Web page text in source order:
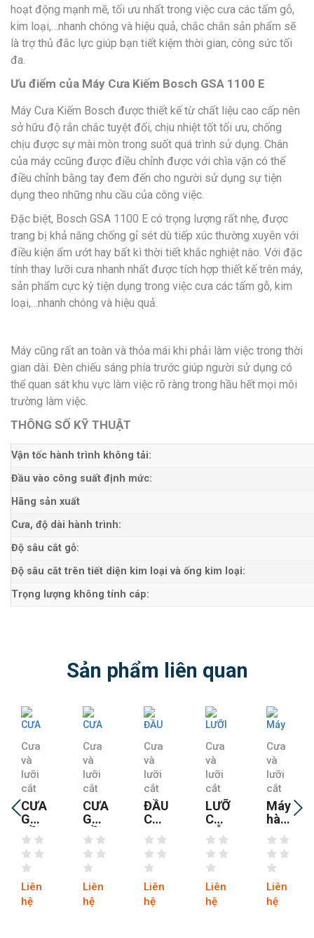
hoạt động mạnh mẽ, tối ưu nhất trong việc cưa các tấm gỗ,
kim loại,…nhanh chóng và hiệu quả, chắc chắn sản phẩm sẽ
là trợ thủ đắc lực giúp bạn tiết kiệm thời gian, công sức tối
đa.
Ưu điểm của Máy Cưa Kiếm Bosch GSA 1100 E
Máy Cưa Kiếm Bosch được thiết kế từ chất liệu cao cấp nên
sở hữu độ rắn chắc tuyệt đối, chịu nhiệt tốt tối ưu, chống
chịu được sự mài mòn trong suốt quá trình sử dụng. Chân
của máy ccũng được điều chỉnh được với chìa vặn có thể
điều chỉnh bằng tay đem đến cho người sử dụng sự tiện
dụng theo những nhu cầu của công việc.
Đặc biệt, Bosch GSA 1100 E có trọng lượng rất nhẹ, được
trang bị khả năng chống gỉ sét dù tiếp xúc thường xuyên với
điều kiện ẩm ướt hay bất kì thời tiết khắc nghiệt nào. Với đặc
tính thay lưỡi cưa nhanh nhất được tích hợp thiết kế trên máy,
sản phẩm cực kỳ tiện dụng trong việc cưa các tấm gỗ, kim
loại,…nhanh chóng và hiệu quả.
Máy cũng rất an toàn và thỏa mái khi phải làm việc trong thời
gian dài. Đèn chiếu sáng phía trước giúp người sử dụng có
thể quan sát khu vực làm việc rõ ràng trong hầu hết mọi môi
trường làm việc.
THÔNG SỐ KỸ THUẬT
Vận tốc hành trình không tải:
Đầu vào công suất định mức:
Hãng sản xuất
Cưa, độ dài hành trình:
Độ sâu cắt gỗ:
Độ sâu cắt trên tiết diện kim loại và ống kim loại:
Trọng lượng không tính cáp:
Sản phẩm liên quan
Cưa
và
lưỡi
cắt
CƯA
GỖ
CẦM
TAY
TOP
F890302
350MM
ĐÀI
Liên
hệ
Cưa
và
lưỡi
cắt
CƯA
GỖ
CẦM
TAY
TOP
F890302
350MM
TRUNG
Liên
hệ
Cưa
và
lưỡi
cắt
ĐẦU
CƯA
LỌNG
VÀ
CẮT
TÔN
180A
HỘP
Liên
hệ
Cưa
và
lưỡi
cắt
LƯỠI
CƯA
GỖ
THAY
THẾ
TOP
350MM
F890302
Liên
hệ
Cưa
và
lưỡi
cắt
Máy
hàn
que
điện
tử
Hồng
Ký
HK
Liên
hệ